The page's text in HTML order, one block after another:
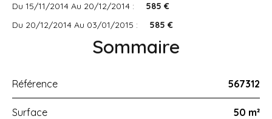
Du 15/11/2014 Au 20/12/2014 :
585 €
Du 20/12/2014 Au 03/01/2015 :
585 €
Sommaire
Référence 567312
Surface 50 m²